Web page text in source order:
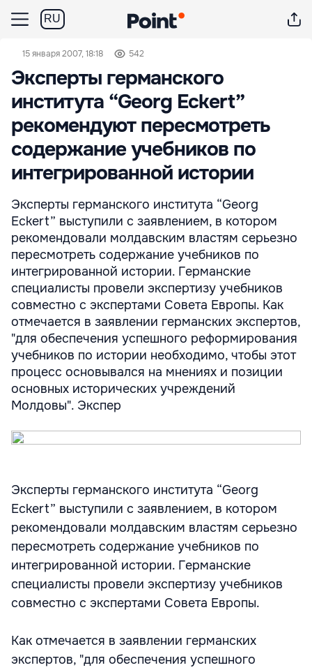
RU
15 января 2007, 18:18 542
Эксперты германского
института “Georg Eckert”
рекомендуют пересмотреть
содержание учебников по
интегрированной истории
Эксперты германского института “Georg
Eckert” выступили с заявлением, в котором
рекомендовали молдавским властям серьезно
пересмотреть содержание учебников по
интегрированной истории. Германские
специалисты провели экспертизу учебников
совместно с экспертами Совета Европы. Как
отмечается в заявлении германских экспертов,
"для обеспечения успешного реформирования
учебников по истории необходимо, чтобы этот
процесс основывался на мнениях и позиции
основных исторических учреждений
Молдовы". Экспер
Эксперты германского института “Georg
Eckert” выступили с заявлением, в котором
рекомендовали молдавским властям серьезно
пересмотреть содержание учебников по
интегрированной истории. Германские
специалисты провели экспертизу учебников
совместно с экспертами Совета Европы.
Как отмечается в заявлении германских
экспертов, "для обеспечения успешного